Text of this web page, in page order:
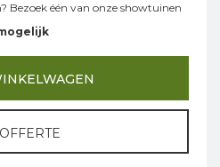
Bezoek één van onze showtuinen
OFFERTE